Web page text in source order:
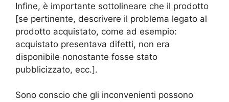
Infine, è importante sottolineare che il prodotto
[se pertinente, descrivere il problema legato al
prodotto acquistato, come ad esempio:
acquistato presentava difetti, non era
disponibile nonostante fosse stato
pubblicizzato, ecc.].
Sono conscio che gli inconvenienti possono